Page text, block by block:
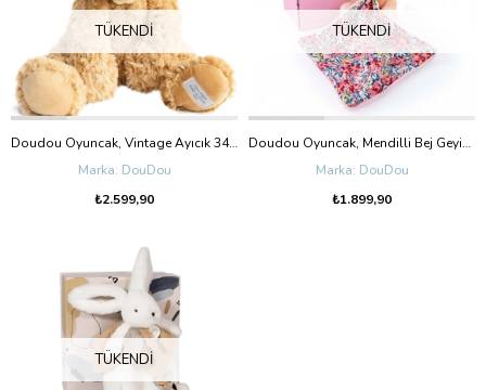
TÜKENDI
Doudou Oyuncak, Vintage Ayıcık 34 cm
DouDou
₺2.599,90
TÜKENDI
Doudou Oyuncak, Mendilli Bej Geyik Yavrusu
DouDou
₺1.899,90
TÜKENDI